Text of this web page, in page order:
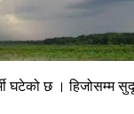
छ । हिजोसम्म